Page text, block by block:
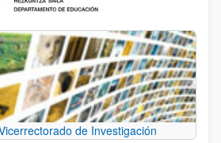
de Investigación